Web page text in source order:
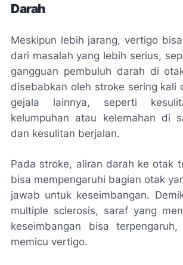
Darah
Meskipun lebih jarang, vertigo
dari masalah yang lebih serius,
gangguan pembuluh darah di
disebabkan oleh stroke sering kali
gejala lainnya, seperti
kelumpuhan atau kelemahan di
dan kesulitan berjalan.
Pada stroke, aliran darah ke otak
bisa mempengaruhi bagian otak
jawab untuk keseimbangan.
multiple sclerosis, saraf yang
keseimbangan bisa
memicu vertigo.